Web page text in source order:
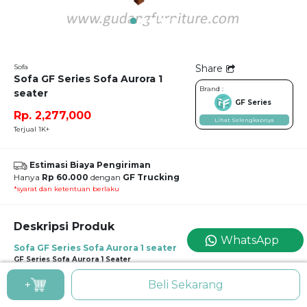
Sofa
Sofa GF Series Sofa Aurora 1
seater
Rp. 2,277,000
Terjual 1K+
Share
Brand :
GF Series
Lihat Selengkapnya
Estimasi Biaya Pengiriman
Hanya Rp 60.000 dengan GF Trucking
*syarat dan ketentuan berlaku
Deskripsi Produk
Sofa GF Series Sofa Aurora 1 seater
GF Series Sofa Aurora 1 Seater
Desain yang ramping dari sofa berangka kayu solid ini cocok untuk menghiasi
ruangan minimalis yang mungil, agar tidak memberikan efek penuh pada
ruangan.
+ Beli Sekarang
WhatsApp